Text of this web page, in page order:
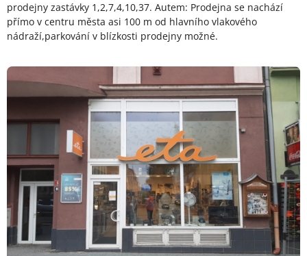
prodejny zastávky 1,2,7,4,10,37. Autem: Prodejna se nachází
přímo v centru města asi 100 m od hlavního vlakového
nádraží,parkování v blízkosti prodejny možné.